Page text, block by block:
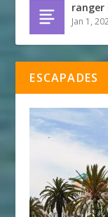
ranger
Jan 1,
ESCAPADES